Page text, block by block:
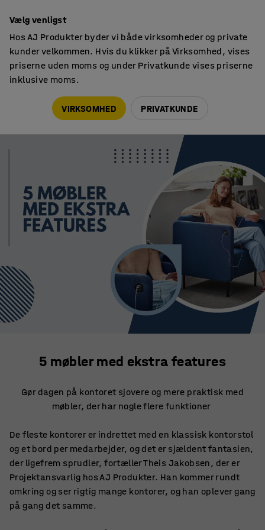
KØBSGUIDES
5 møbler med ekstra features
Gør dagen på kontoret sjovere og mere praktisk med
møbler, der har nogle flere funktioner
De fleste kontorer er indrettet med en klassisk kontorstol
og et bord per medarbejder, og det er sjældent fantasien,
der ligefrem sprudler, fortæller Theis Jakobsen, der er
Projektansvarlig hos AJ Produkter. Han kommer rundt
omkring og ser rigtig mange kontorer, og han oplever gang
på gang det samme.
Vælg venligst
Hos AJ Produkter byder vi både virksomheder og private
kunder velkommen. Hvis du klikker på Virksomhed, vises
priserne uden moms og under Privatkunde vises priserne
inklusive moms.
VIRKSOMHED PRIVATKUNDE